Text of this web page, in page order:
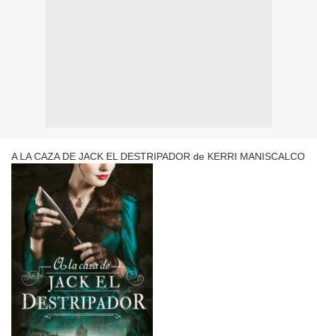
A LA CAZA DE JACK EL DESTRIPADOR de KERRI MANISCALCO